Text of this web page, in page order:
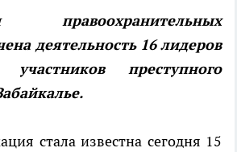
правоохранительных
деятельность 16 лидеров
преступного
стала известна сегодня 15